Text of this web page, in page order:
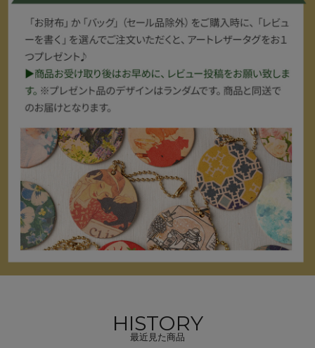
HISTORY
最近見た商品